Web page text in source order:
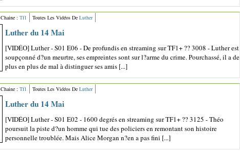
Chaine : Tf1 Toutes Les Vidéos De Luther
Luther du 14 Mai
[VIDÉO] Luther - S01 E06 - De profundis en streaming sur TF1+ ?? 3008 - Luther est
soupçonné d?un meurtre, ses empreintes sont sur l?arme du crime. Pourchassé, il a de
plus en plus de mal à distinguer ses amis [...]
Chaine : Tf1 Toutes Les Vidéos De Luther
Luther du 14 Mai
[VIDÉO] Luther - S01 E02 - 1600 degrés en streaming sur TF1+ ?? 3125 - Théo
poursuit la piste d?un homme qui tue des policiers en remontant son histoire
personnelle troublée. Mais Alice Morgan n?en a pas fini [...]